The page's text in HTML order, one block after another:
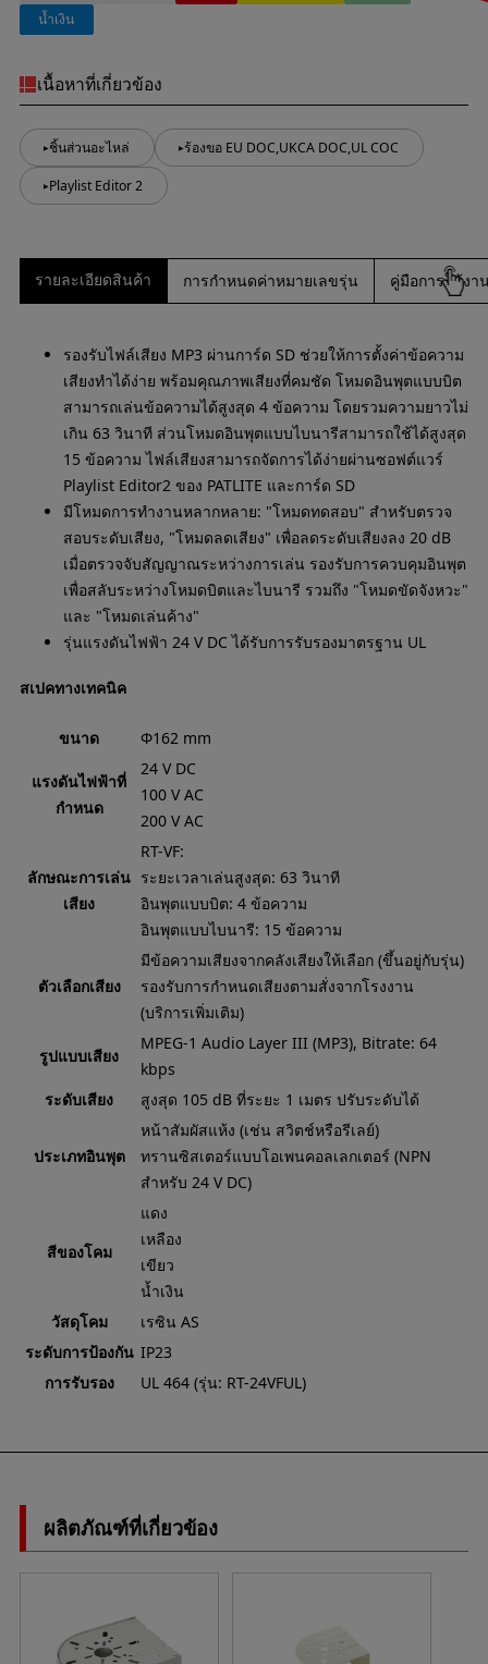
น้ำเงิน
เนื้อหาที่เกี่ยวข้อง
ชิ้นส่วนอะไหล่ ร้องขอ EU DOC,UKCA DOC,UL COC
Playlist Editor 2
รายละเอียดสินค้า การกำหนดค่าหมายเลขรุ่น คู่มือการใช้งา
รองรับไฟล์เสียง MP3 ผ่านการ์ด SD ช่วยให้การตั้งค่าข้อความ
เสียงทำได้ง่าย พร้อมคุณภาพเสียงที่คมชัด โหมดอินพุตแบบบิต
สามารถเล่นข้อความได้สูงสุด 4 ข้อความ โดยรวมความยาวไม่
เกิน 63 วินาที ส่วนโหมดอินพุตแบบไบนารีสามารถใช้ได้สูงสุด
15 ข้อความ ไฟล์เสียงสามารถจัดการได้ง่ายผ่านซอฟต์แวร์
Playlist Editor2 ของ PATLITE และการ์ด SD
มีโหมดการทำงานหลากหลาย: "โหมดทดสอบ" สำหรับตรวจ
สอบระดับเสียง, "โหมดลดเสียง" เพื่อลดระดับเสียงลง 20 dB
เมื่อตรวจจับสัญญาณระหว่างการเล่น รองรับการควบคุมอินพุต
เพื่อสลับระหว่างโหมดบิตและไบนารี รวมถึง "โหมดขัดจังหวะ"
และ "โหมดเล่นค้าง"
รุ่นแรงดันไฟฟ้า 24 V DC ได้รับการรับรองมาตรฐาน UL
สเปคทางเทคนิค
ขนาด Φ162 mm
แรงดันไฟฟ้าที่
กำหนด
24 V DC
100 V AC
200 V AC
ลักษณะการเล่น
เสียง
RT-VF:
ระยะเวลาเล่นสูงสุด: 63 วินาที
อินพุตแบบบิต: 4 ข้อความ
อินพุตแบบไบนารี: 15 ข้อความ
ตัวเลือกเสียง
มีข้อความเสียงจากคลังเสียงให้เลือก (ขึ้นอยู่กับรุ่น)
รองรับการกำหนดเสียงตามสั่งจากโรงงาน
(บริการเพิ่มเติม)
รูปแบบเสียง
MPEG-1 Audio Layer III (MP3), Bitrate: 64
kbps
ระดับเสียง
สูงสุด 105 dB ที่ระยะ 1 เมตร ปรับระดับได้
ประเภทอินพุต
หน้าสัมผัสแห้ง (เช่น สวิตช์หรือรีเลย์)
ทรานซิสเตอร์แบบโอเพนคอลเลกเตอร์ (NPN
สำหรับ 24 V DC)
สีของโคม
แดง
เหลือง
เขียว
น้ำเงิน
วัสดุโคม
เรซิน AS
ระดับการป้องกัน IP23
การรับรอง
UL 464 (รุ่น: RT-24VFUL)
ผลิตภัณฑ์ที่เกี่ยวข้อง